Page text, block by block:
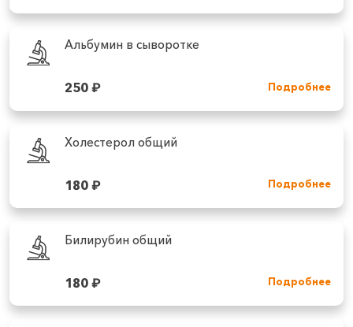
Альбумин в сыворотке
250₽ Подробнее
Холестерол общий
180₽ Подробнее
Билирубин общий
180₽ Подробнее